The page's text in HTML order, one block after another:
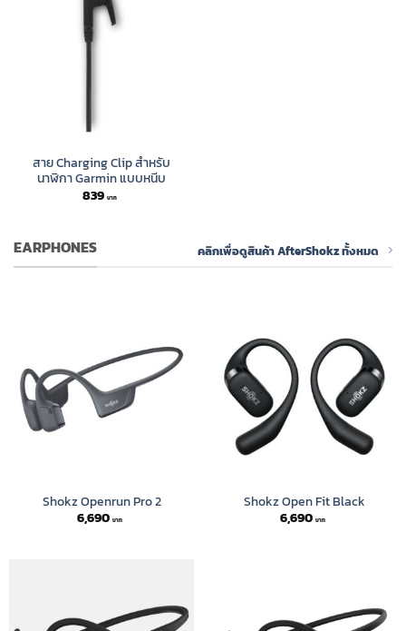
สาย Charging Clip สำหรับ
นาฬิกา Garmin แบบหนีบ
839
EARPHONES คลิกเพื่อดูสินค้า AfterShokz ทั้งหมด
Shokz Openrun Pro 2
6,690
Shokz Open Fit Black
6,690